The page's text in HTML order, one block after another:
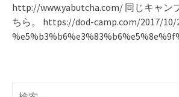
http://www.yabutcha.com/ 同じキャン
ちら。 https://dod-camp.com/2017/10/
検